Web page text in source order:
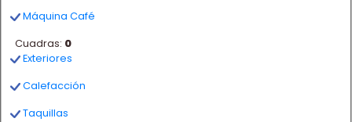
Máquina Café
Cuadras: 0
Exteriores
Calefacción
Taquillas